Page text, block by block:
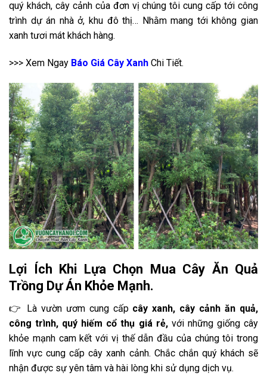
quý khách, cây cảnh của đơn vị chúng tôi cung cấp tới công
trình dự án nhà ở, khu đô thị… Nhằm mang tới không gian
xanh tươi mát khách hàng.
>>> Xem Ngay Báo Giá Cây Xanh Chi Tiết.
Lợi Ích Khi Lựa Chọn Mua Cây Ăn Quả
Trồng Dự Án Khỏe Mạnh.
👉 Là vườn ươm cung cấp cây xanh, cây cảnh ăn quả,
công trình, quý hiếm cổ thụ giá rẻ, với những giống cây
khỏe mạnh cam kết với vị thế dẫn đầu của chúng tôi trong
lĩnh vực cung cấp cây xanh cảnh. Chắc chắn quý khách sẽ
nhận được sự yên tâm và hài lòng khi sử dụng dịch vụ.